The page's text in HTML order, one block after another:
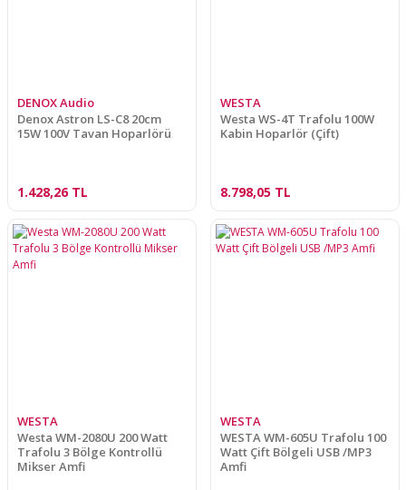
DENOX Audio
Denox Astron LS-C8 20cm
15W 100V Tavan Hoparlörü
1.428,26 TL
WESTA
Westa WS-4T Trafolu 100W
Kabin Hoparlör (Çift)
8.798,05 TL
WESTA
Westa WM-2080U 200 Watt
Trafolu 3 Bölge Kontrollü
Mikser Amfi
WESTA
WESTA WM-605U Trafolu 100
Watt Çift Bölgeli USB /MP3
Amfi